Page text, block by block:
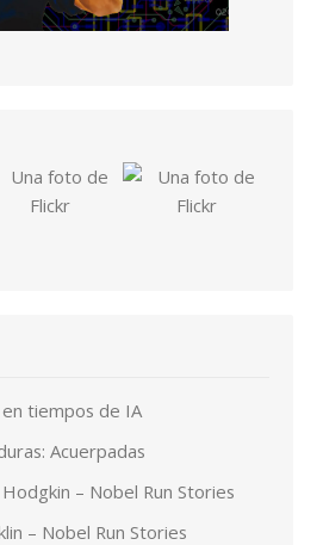
tiempos de IA
Acuerpadas
– Nobel Run Stories
– Nobel Run Stories